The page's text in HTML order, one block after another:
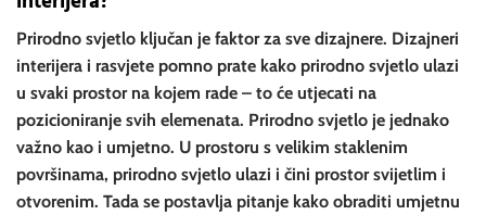
Prirodno svjetlo ključan je faktor za sve dizajnere. Dizajneri
interijera i rasvjete pomno prate kako prirodno svjetlo ulazi
u svaki prostor na kojem rade – to će utjecati na
pozicioniranje svih elemenata. Prirodno svjetlo je jednako
važno kao i umjetno. U prostoru s velikim staklenim
površinama, prirodno svjetlo ulazi i čini prostor svijetlim i
otvorenim. Tada se postavlja pitanje kako obraditi umjetnu